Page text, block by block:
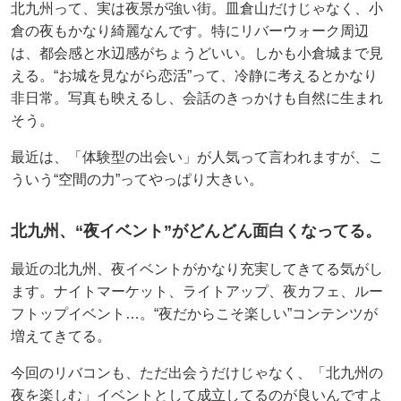
北九州って、実は夜景が強い街。皿倉山だけじゃなく、小
倉の夜もかなり綺麗なんです。特にリバーウォーク周辺
は、都会感と水辺感がちょうどいい。しかも小倉城まで見
える。“お城を見ながら恋活”って、冷静に考えるとかなり
非日常。写真も映えるし、会話のきっかけも自然に生まれ
そう。
最近は、「体験型の出会い」が人気って言われますが、こ
ういう“空間の力”ってやっぱり大きい。
北九州、“夜イベント”がどんどん面白くなってる。
最近の北九州、夜イベントがかなり充実してきてる気がし
ます。ナイトマーケット、ライトアップ、夜カフェ、ルー
フトップイベント…。“夜だからこそ楽しい”コンテンツが
増えてきてる。
今回のリバコンも、ただ出会うだけじゃなく、「北九州の
夜を楽しむ」イベントとして成立してるのが良いんですよ